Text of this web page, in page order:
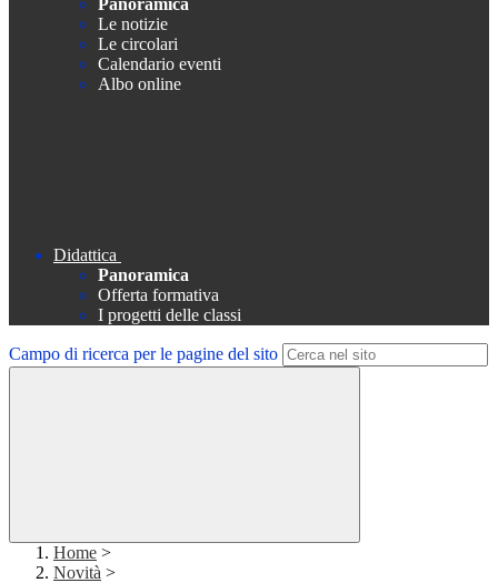
Panoramica
Le notizie
Le circolari
Calendario eventi
Albo online
Didattica
Panoramica
Offerta formativa
I progetti delle classi
Campo di ricerca per le pagine del sito
Home >
Novità >